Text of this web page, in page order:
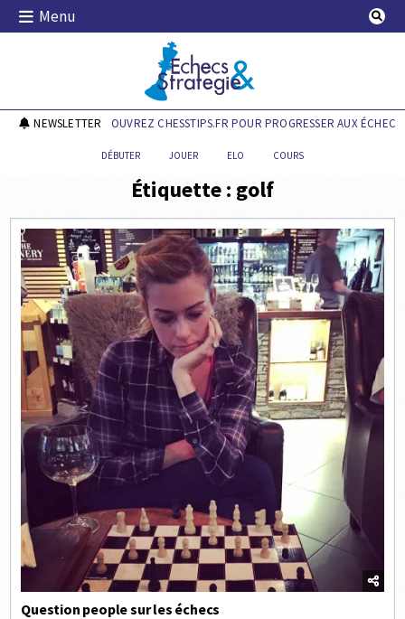
Skip
Menu
Echecs & Stratégie
NEWSLETTERDÉCOUVREZ CHESSTIPS.FR POUR PROGRESSER AUX ÉCHECS !
DÉBUTER JOUER ELO COURS
Étiquette : golf
Question people sur les échecs